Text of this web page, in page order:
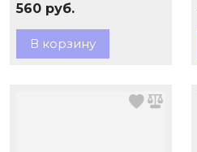
560 руб.
В корзину